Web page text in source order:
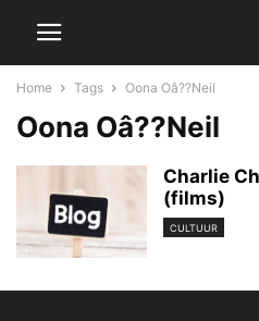
Home Tags Oona Oâ??Neil
Oona Oâ??Neil
Charlie
(films)
CULTUUR